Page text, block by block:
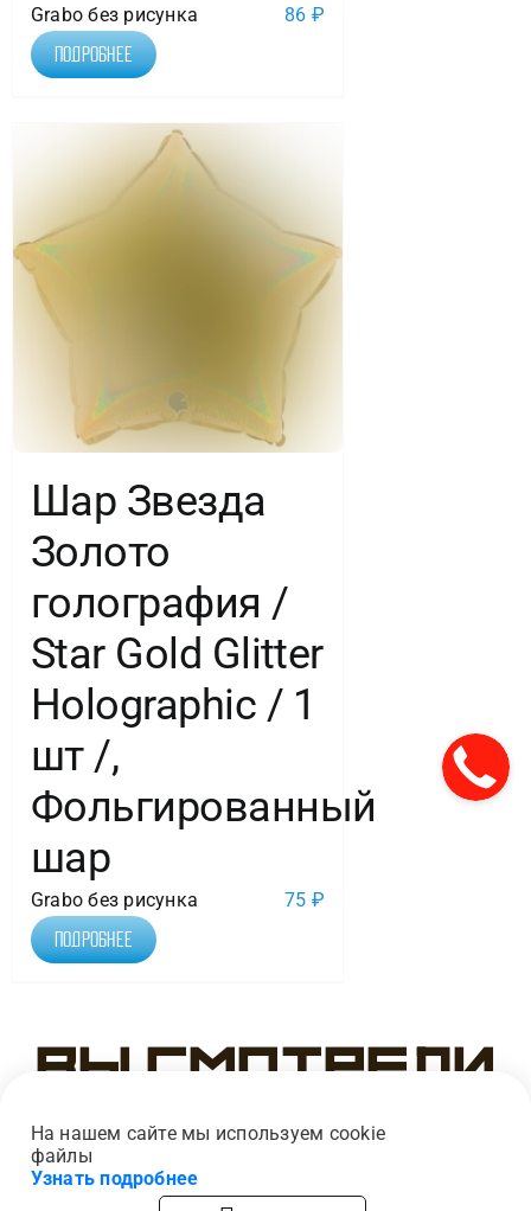
Grabo без рисунка 86 ₽
Подробнее
Шар Звезда
Золото
голография /
Star Gold Glitter
Holographic / 1
шт /,
Фольгированный
шар
Grabo без рисунка 75 ₽
Подробнее
Вы смотрели
На нашем сайте мы используем cookie
файлы
Узнать подробнее